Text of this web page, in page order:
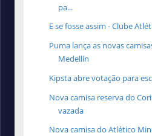
pa...
E se fosse assim - Clube
Puma lança as novas
Medellín
Kipsta abre votação para
Nova camisa reserva do
vazada
Nova camisa do Atlético